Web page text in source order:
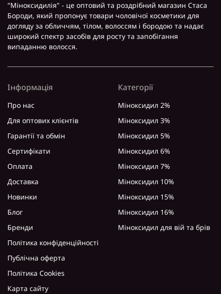
"Міноксидилія" - це оптовий та роздрібний магазин Стаса
Бороди, який пропонує товари чоловічої косметики для
догляду за обличчям, тілом, волоссям і бородою та надає
широкий спектр засобів для росту та запобігання
випаданню волосся.
Інформація
Про нас
Для оптових клієнтів
Гарантії та обмін
Сертифікати
Оплата
Доставка
Новинки
Блог
Бренди
Політика конфіденційності
Публічна оферта
Політика Cookies
Карта сайту
Категорії
Міноксидил 2%
Міноксидил 3%
Міноксидил 5%
Міноксидил 6%
Міноксидил 7%
Міноксидил 10%
Міноксидил 15%
Міноксидил 16%
Міноксидил для вій та брів